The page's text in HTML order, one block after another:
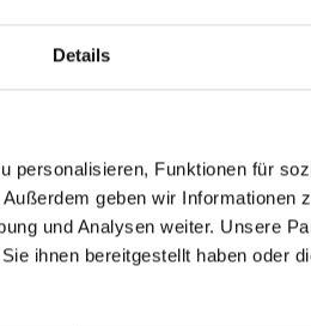
Details
personalisieren, Funktionen für
geben wir Informationen
und Analysen weiter. Unsere
ihnen bereitgestellt haben oder
Chancen & Risiken